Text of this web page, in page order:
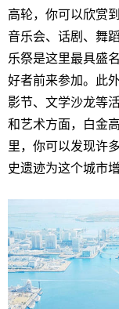
高轮，你可以欣赏
音乐会、话剧、舞
乐祭是这里最具盛
好者前来参加。此
影节、文学沙龙等
和艺术方面，白金
里，你可以发现许
史遗迹为这个城市